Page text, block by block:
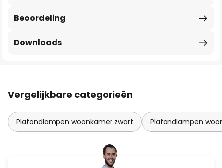
Beoordeling
Downloads
Vergelijkbare categorieën
Plafondlampen woonkamer zwart Plafondlampen